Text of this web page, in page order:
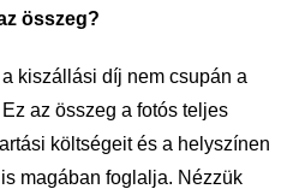
összeg?
kiszállási díj nem csupán a
az összeg a fotós teljes
költségeit és a helyszínen
magában foglalja. Nézzük